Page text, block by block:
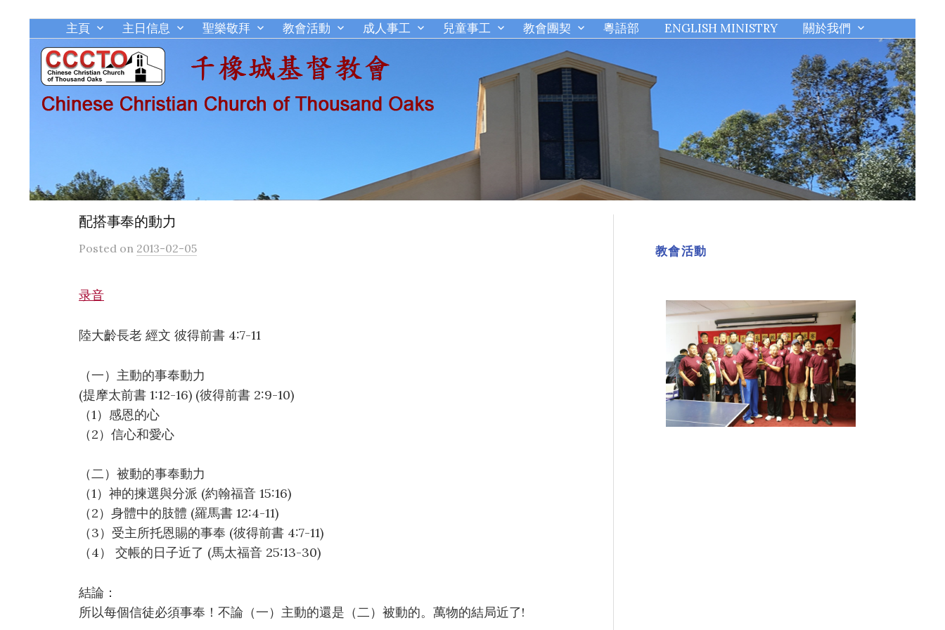
主頁 主日信息 聖樂敬拜 教會活動 成人事工 兒童事工 教會團契 粵語部 ENGLISH MINISTRY 關於我們
配搭事奉的動力
Posted on 2013-02-05
录音
陸大齡長老 經文 彼得前書 4:7-11
（一）主動的事奉動力
(提摩太前書 1:12-16) (彼得前書 2:9-10)
（1）感恩的心
（2）信心和愛心
（二）被動的事奉動力
（1）神的揀選與分派 (約翰福音 15:16)
（2）身體中的肢體 (羅馬書 12:4-11)
（3）受主所托恩賜的事奉 (彼得前書 4:7-11)
（4） 交帳的日子近了 (馬太福音 25:13-30)
結論：
所以每個信徒必須事奉！不論（一）主動的還是（二）被動的。萬物的結局近了!
教會活動